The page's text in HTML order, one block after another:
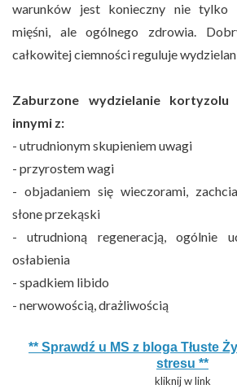
warunków jest konieczny nie tylko
mięśni, ale ogólnego zdrowia.
całkowitej ciemności reguluje
Zaburzone wydzielanie
innymi z:
- utrudnionym skupieniem uwagi
- przyrostem wagi
- objadaniem się wieczorami,
słone przekąski
- utrudnioną regeneracją, ogólnie
osłabienia
- spadkiem libido
- nerwowością, drażliwością
** Sprawdź u MS z bloga Tłuste
stresu **
kliknij w link